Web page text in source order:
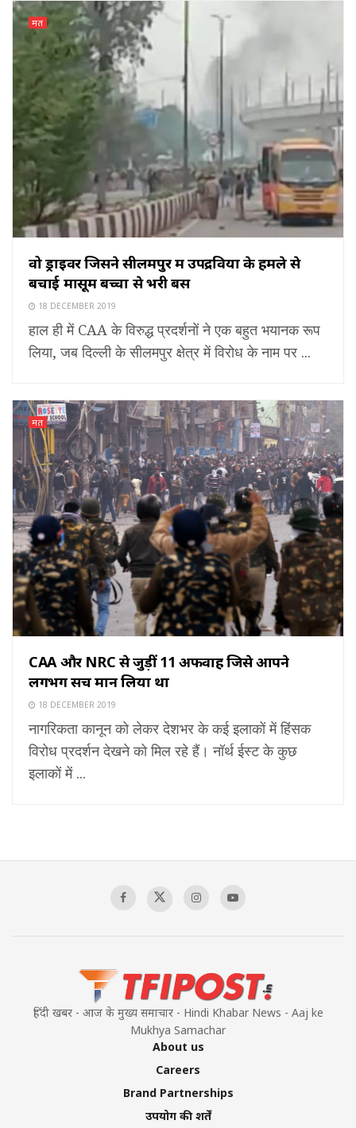
मत
वो ड्राइवर जिसने सीलमपुर में उपद्रवियों के हमले से
बचाई मासूम बच्चों से भरी बस
18 DECEMBER 2019
हाल ही में CAA के विरुद्ध प्रदर्शनों ने एक बहुत भयानक रूप
लिया, जब दिल्ली के सीलमपुर क्षेत्र में विरोध के नाम पर ...
मत
CAA और NRC से जुड़ीं 11 अफवाहें जिसे आपने
लगभग सच मान लिया था
18 DECEMBER 2019
नागरिकता कानून को लेकर देशभर के कई इलाकों में हिंसक
विरोध प्रदर्शन देखने को मिल रहे हैं। नॉर्थ ईस्ट के कुछ
इलाकों में ...
हिंदी खबर - आज के मुख्य समाचार - Hindi Khabar News - Aaj ke
Mukhya Samachar
About us
Careers
Brand Partnerships
उपयोग की शर्तें